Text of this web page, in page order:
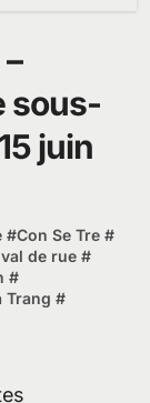
sous-
juin
#Con Se Tre #
de rue #
#
Trang #